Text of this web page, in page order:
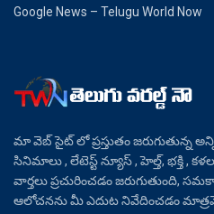
Google News – Telugu World Now
మా వెబ్ సైట్ లో ప్రస్తుతం
సినిమాలు , లేటెస్ట్ న్యూస్ , హెల్త్, భక్తి ,
వార్తలు ప్రచురించడం జరుగుతుంది,
ఆలోచనను మీ ఎదుట నివేదించడం